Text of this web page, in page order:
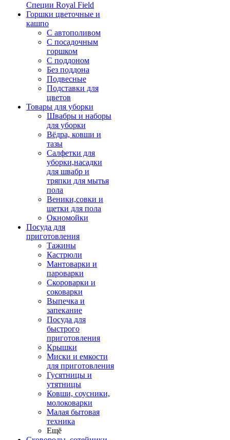
Специи Royal Field
Горшки цветочные и
кашпо
С автополивом
С посадочным
горшком
С поддоном
Без поддона
Подвесные
Подставки для
цветов
Товары для уборки
Швабры и наборы
для уборки
Вёдра, ковши и
тазы
Салфетки для
уборки,насадки
для швабр и
тряпки для мытья
пола
Веники,совки и
щетки для пола
Окномойки
Посуда для
приготовления
Тажины
Кастрюли
Мантоварки и
пароварки
Скороварки и
соковарки
Выпечка и
запекание
Посуда для
быстрого
приготовления
Крышки
Миски и емкости
для приготовления
Гусятницы и
утятницы
Ковши, соусники,
молоковарки
Малая бытовая
техника
Ещё